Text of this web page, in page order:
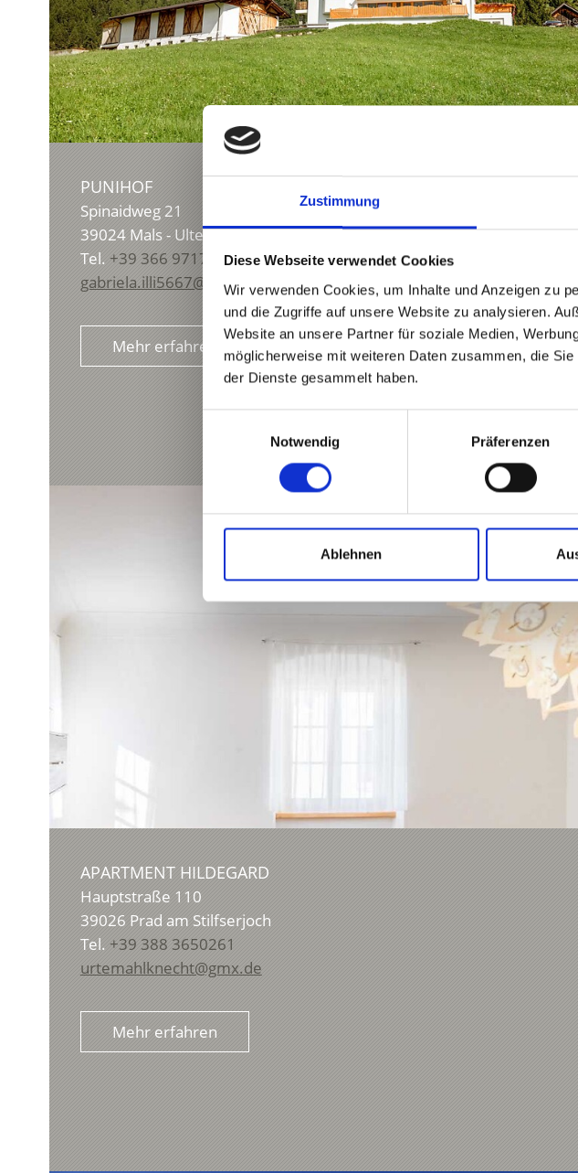
Zustimmung
Diese Webseite verwendet Cookies
Wir verwenden Cookies, um Inhalte und Anzeigen zu
und die Zugriffe auf unsere Website zu analysieren.
Website an unsere Partner für soziale Medien,
möglicherweise mit weiteren Daten zusammen, die
der Dienste gesammelt haben.
Notwendig
Präferenzen
Ablehnen
PUNIHOF
Spinaidweg 21
39024 Mals - Ulten
Tel. +39 366 9717185
gabriela.illi5667@gmail.com
Mehr erfahren
APARTMENT HILDEGARD
Hauptstraße 110
39026 Prad am Stilfserjoch
Tel. +39 388 3650261
urtemahlknecht@gmx.de
Mehr erfahren